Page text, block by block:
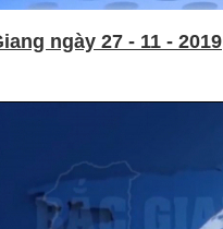
ngày 27 - 11 - 2019